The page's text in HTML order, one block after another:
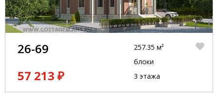
26-69
57 213 ₽
257.35 м²
блоки
3 этажа